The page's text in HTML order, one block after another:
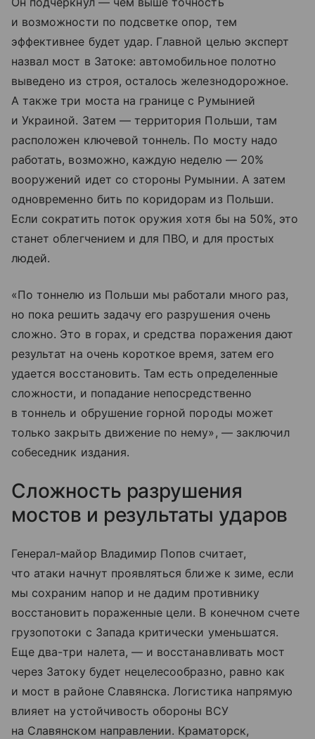
и возможности по подсветке опор, тем
эффективнее будет удар. Главной целью эксперт
назвал мост в Затоке: автомобильное полотно
выведено из строя, осталось железнодорожное.
А также три моста на границе с Румынией
и Украиной. Затем — территория Польши, там
расположен ключевой тоннель. По мосту надо
работать, возможно, каждую неделю — 20%
вооружений идет со стороны Румынии. А затем
одновременно бить по коридорам из Польши.
Если сократить поток оружия хотя бы на 50%, это
станет облегчением и для ПВО, и для простых
людей.
«По тоннелю из Польши мы работали много раз,
но пока решить задачу его разрушения очень
сложно. Это в горах, и средства поражения дают
результат на очень короткое время, затем его
удается восстановить. Там есть определенные
сложности, и попадание непосредственно
в тоннель и обрушение горной породы может
только закрыть движение по нему», — заключил
собеседник издания.
Сложность разрушения
мостов и результаты ударов
Генерал-майор Владимир Попов считает,
что атаки начнут проявляться ближе к зиме, если
мы сохраним напор и не дадим противнику
восстановить пораженные цели. В конечном счете
грузопотоки с Запада критически уменьшатся.
Еще два-три налета, — и восстанавливать мост
через Затоку будет нецелесообразно, равно как
и мост в районе Славянска. Логистика напрямую
влияет на устойчивость обороны ВСУ
на Славянском направлении. Краматорск,